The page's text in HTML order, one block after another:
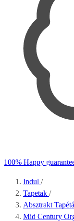
100% Happy
Indul /
Tapetak /
Absztrakt
Mid Century